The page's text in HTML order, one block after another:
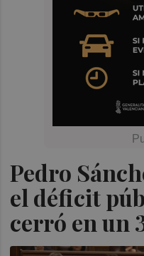
Pedro
el déficit
cerró en un